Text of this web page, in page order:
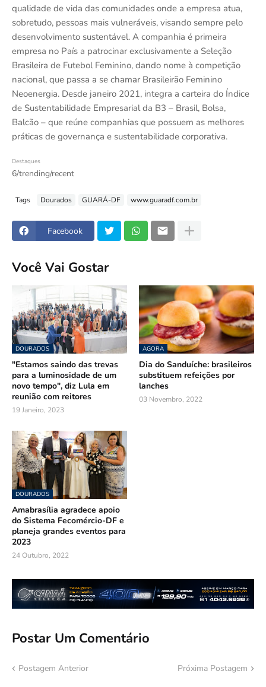
qualidade de vida das comunidades onde a empresa atua,
sobretudo, pessoas mais vulneráveis, visando sempre pelo
desenvolvimento sustentável. A companhia é primeira
empresa no País a patrocinar exclusivamente a Seleção
Brasileira de Futebol Feminino, dando nome à competição
nacional, que passa a se chamar Brasileirão Feminino
Neoenergia. Desde janeiro 2021, integra a carteira do Índice
de Sustentabilidade Empresarial da B3 – Brasil, Bolsa,
Balcão – que reúne companhias que possuem as melhores
práticas de governança e sustentabilidade corporativa.
Destaques
6/trending/recent
Tags Dourados GUARÁ-DF www.guaradf.com.br
Facebook
Você Vai Gostar
DOURADOS
"Estamos saindo das trevas
para a luminosidade de um
novo tempo", diz Lula em
reunião com reitores
19 Janeiro, 2023
AGORA
Dia do Sanduíche: brasileiros
substituem refeições por
lanches
03 Novembro, 2022
DOURADOS
Amabrasília agradece apoio
do Sistema Fecomércio-DF e
planeja grandes eventos para
2023
24 Outubro, 2022
Postar Um Comentário
Postagem Anterior Próxima Postagem